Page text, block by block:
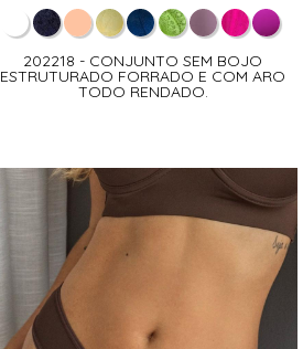
202218 - CONJUNTO SEM BOJO
ESTRUTURADO FORRADO E COM ARO
TODO RENDADO.